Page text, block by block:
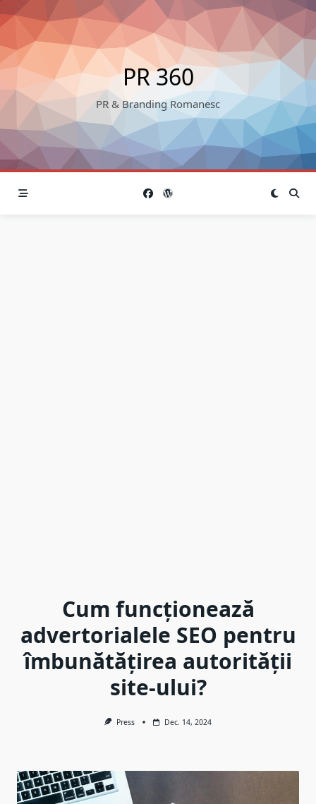
Skip
to
content
PR 360
PR & Branding Romanesc
Cum funcționează
advertorialele SEO pentru
îmbunătățirea autorității
site-ului?
Press Dec. 14, 2024